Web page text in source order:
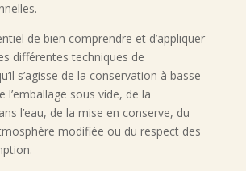
de bien comprendre et d’appliquer
différentes techniques de
s’agisse de la conservation à basse
l’emballage sous vide, de la
l’eau, de la mise en conserve, du
modifiée ou du respect des